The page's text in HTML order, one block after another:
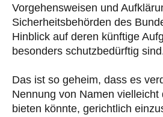
Vorgehensweisen und
Sicherheitsbehörden des
Hinblick auf deren künftige
besonders schutzbedürftig
Das ist so geheim, dass es
Nennung von Namen vielleicht
bieten könnte, gerichtlich